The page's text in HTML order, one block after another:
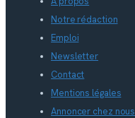
Notre rédaction
Emploi
Newsletter
Contact
Mentions légales
Annoncer chez nous